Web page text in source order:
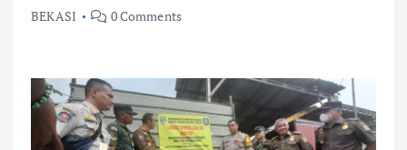
BEKASI 0 Comments